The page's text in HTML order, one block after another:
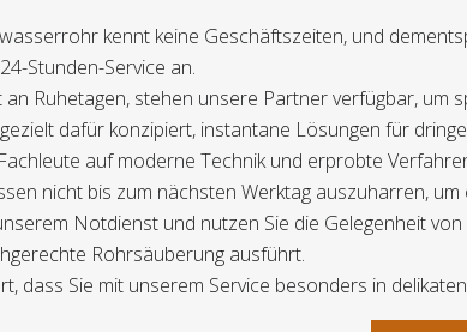
kennt keine Geschäftszeiten, und
Stunden-Service an.
an Ruhetagen, stehen unsere Partner verfügbar,
dafür konzipiert, instantane Lösungen für
auf moderne Technik und erprobte
nicht bis zum nächsten Werktag auszuharren,
Notdienst und nutzen Sie die Gelegenheit
Rohrsäuberung ausführt.
dass Sie mit unserem Service besonders in